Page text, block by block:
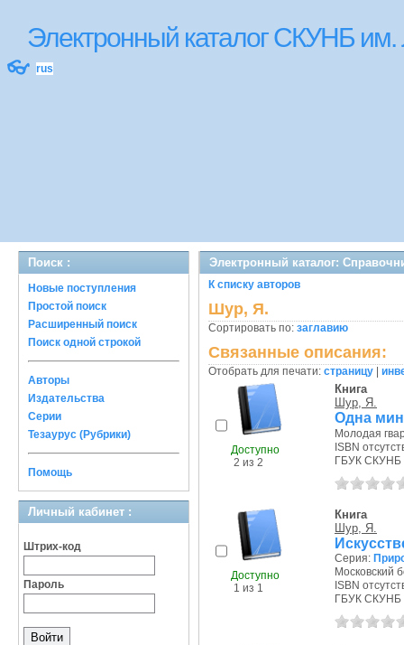
Электронный каталог СКУНБ
👓 rus
Поиск :
Новые поступления
Простой поиск
Расширенный поиск
Поиск одной строкой
Авторы
Издательства
Серии
Тезаурус (Рубрики)
Помощь
Личный кабинет :
Штрих-код
Пароль
Электронный каталог:
К списку авторов
Шур, Я.
Сортировать по: заглавию
Связанные описания:
Отобрать для печати: страницу
Доступно
2 из 2
Книга
Шур, Я.
Одна
Молодая
ISBN
ГБУК
Доступно
1 из 1
Книга
Шур, Я.
Серия:
Московский
ISBN
ГБУК